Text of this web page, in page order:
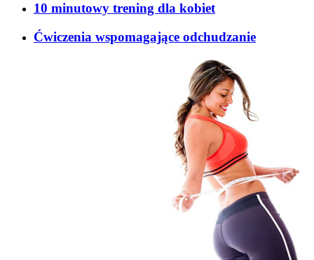
10 minutowy trening dla kobiet
Ćwiczenia wspomagające odchudzanie